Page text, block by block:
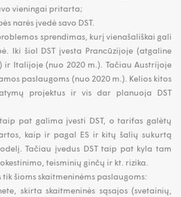
vieningai pritarta;
narės įvedė savo DST.
sprendimas, kurį vienašališkai gali
Iki šiol DST įvesta Prancūzijoje (atgaline
ir Italijoje (nuo 2020 m.). Tačiau Austrijoje
paslaugoms (nuo 2020 m.). Kelios kitos
projektus ir vis dar planuoja DST
pat galima įvesti DST, o tarifas galėtų
kaip ir pagal ES ir kitų šalių sukurtą
Tačiau įvedus DST taip pat kyla tam
teisminių ginčų ir kt. rizika.
tik šioms skaitmeninėms paslaugoms:
skirta skaitmeninės sąsajos (svetainių,